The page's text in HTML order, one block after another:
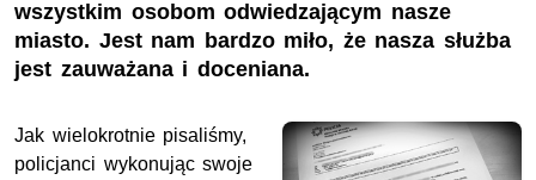
wszystkim osobom odwiedzającym nasze
miasto. Jest nam bardzo miło, że nasza służba
jest zauważana i doceniana.
Jak wielokrotnie pisaliśmy,
policjanci wykonując swoje